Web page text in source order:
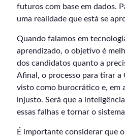
futuros com base em dados.
uma realidade que está se
Quando falamos em
aprendizado, o objetivo é
dos candidatos quanto a
Afinal, o processo para tirar a
visto como burocrático e, em
injusto. Será que a
essas falhas e tornar o
É importante considerar que